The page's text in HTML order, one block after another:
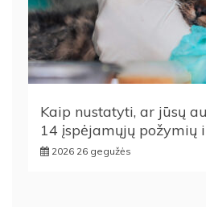
Kaip nustatyti, ar jūsų
14 įspėjamųjų požymių
2026 26 gegužės